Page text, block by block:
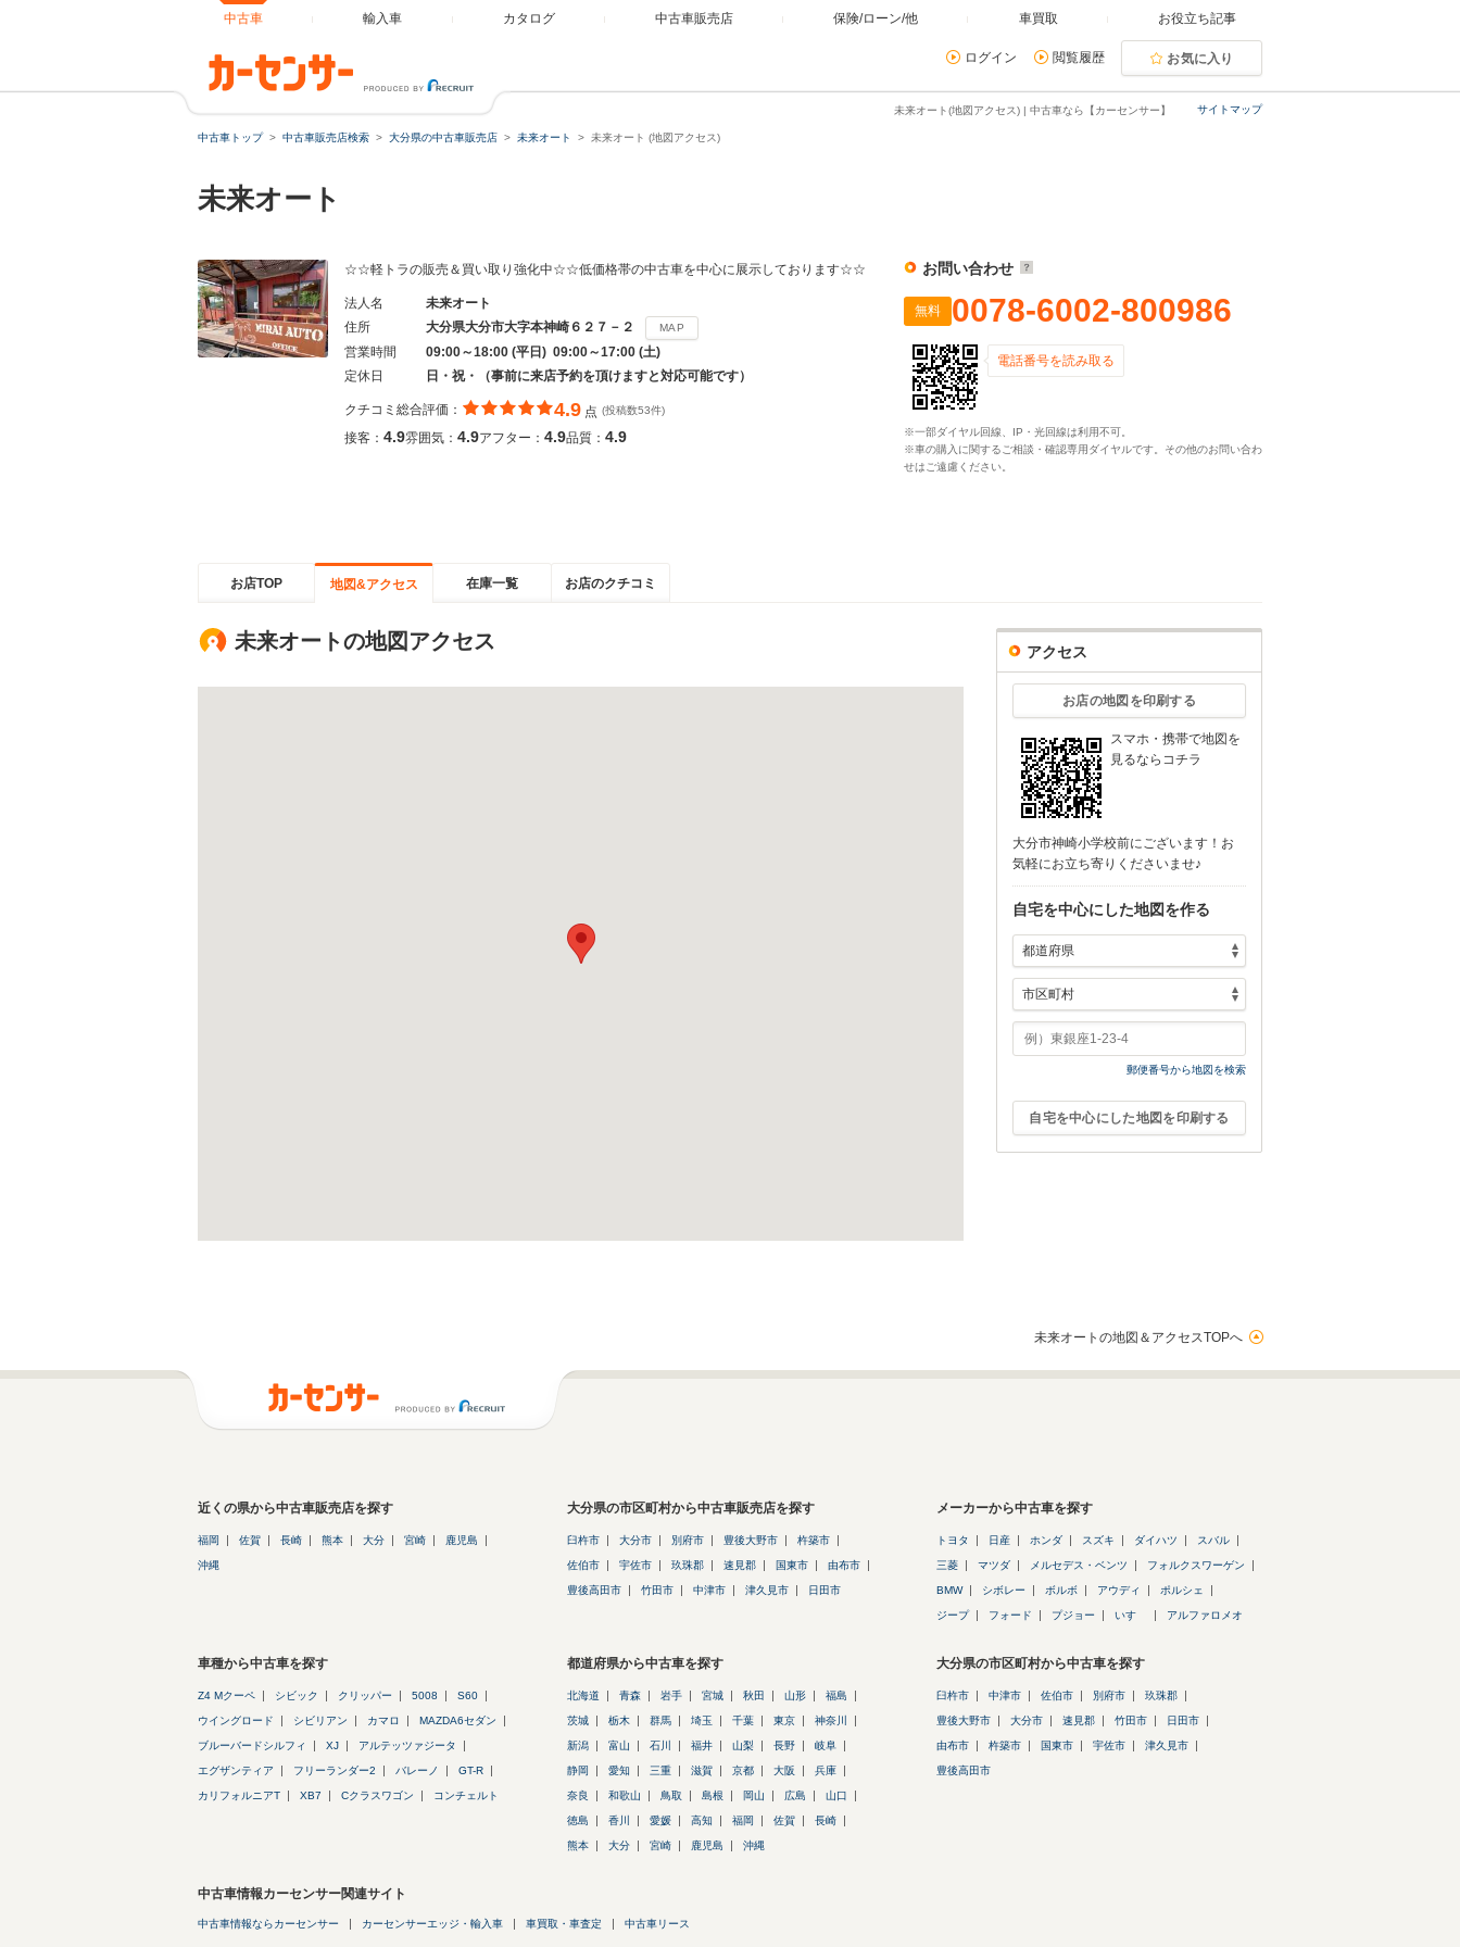
中古車 輸入車 カタログ 中古車販売店 保険/ローン/他 車買取 お役立ち記事
ログイン 閲覧履歴 お気に入り
サイトマップ
未来オート(地図アクセス) | 中古車なら【カーセンサー】
中古車トップ 中古車販売店検索 大分県の中古車販売店 未来オート 未来オート (地図アクセス)
未来オート
☆☆軽トラの販売＆買い取り強化中☆☆低価格帯の中古車を中心に展示しております☆☆
法人名
未来オート
住所
大分県大分市大字本神崎６２７－２ MAP
営業時間
09:00～18:00 (平日) 09:00～17:00 (土)
定休日
日・祝・（事前に来店予約を頂けますと対応可能です）
クチコミ総合評価： 4.9 点 (投稿数53件)
接客： 4.9雰囲気： 4.9アフター： 4.9品質： 4.9
お問い合わせ
無料 0078-6002-800986
電話番号を読み取る
※一部ダイヤル回線、IP・光回線は利用不可。
※車の購入に関するご相談・確認専用ダイヤルです。その他のお問い合わ
せはご遠慮ください。
お店TOP 地図&アクセス 在庫一覧 お店のクチコミ
未来オートの地図アクセス アクセス
お店の地図を印刷する
スマホ・携帯で地図を
見るならコチラ
大分市神崎小学校前にございます！お
気軽にお立ち寄りくださいませ♪
自宅を中心にした地図を作る
郵便番号から地図を検索
自宅を中心にした地図を印刷する
未来オートの地図＆アクセスTOPへ
近くの県から中古車販売店を探す
福岡 佐賀 長崎 熊本 大分 宮崎 鹿児島
沖縄
大分県の市区町村から中古車販売店を探す
臼杵市 大分市 別府市 豊後大野市 杵築市
佐伯市 宇佐市 玖珠郡 速見郡 国東市 由布市
豊後高田市 竹田市 中津市 津久見市 日田市
メーカーから中古車を探す
トヨタ 日産 ホンダ スズキ ダイハツ スバル
三菱 マツダ メルセデス・ベンツ フォルクスワーゲン
BMW シボレー ボルボ アウディ ポルシェ
ジープ フォード プジョー いすゞ アルファロメオ
車種から中古車を探す
Z4 Mクーペ シビック クリッパー 5008 S60
ウイングロード シビリアン カマロ MAZDA6セダン
ブルーバードシルフィ XJ アルテッツァジータ
エグザンティア フリーランダー2 バレーノ GT-R
カリフォルニアT XB7 Cクラスワゴン コンチェルト
都道府県から中古車を探す
北海道 青森 岩手 宮城 秋田 山形 福島
茨城 栃木 群馬 埼玉 千葉 東京 神奈川
新潟 富山 石川 福井 山梨 長野 岐阜
静岡 愛知 三重 滋賀 京都 大阪 兵庫
奈良 和歌山 鳥取 島根 岡山 広島 山口
徳島 香川 愛媛 高知 福岡 佐賀 長崎
熊本 大分 宮崎 鹿児島 沖縄
大分県の市区町村から中古車を探す
臼杵市 中津市 佐伯市 別府市 玖珠郡
豊後大野市 大分市 速見郡 竹田市 日田市
由布市 杵築市 国東市 宇佐市 津久見市
豊後高田市
中古車情報カーセンサー関連サイト
中古車情報ならカーセンサー カーセンサーエッジ・輸入車 車買取・車査定 中古車リース